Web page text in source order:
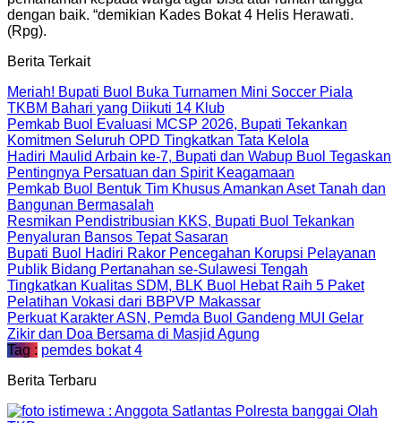
dengan baik. “demikian Kades Bokat 4 Helis Herawati.
(Rpg).
Berita Terkait
Meriah! Bupati Buol Buka Turnamen Mini Soccer Piala
TKBM Bahari yang Diikuti 14 Klub
Pemkab Buol Evaluasi MCSP 2026, Bupati Tekankan
Komitmen Seluruh OPD Tingkatkan Tata Kelola
Hadiri Maulid Arbain ke-7, Bupati dan Wabup Buol Tegaskan
Pentingnya Persatuan dan Spirit Keagamaan
Pemkab Buol Bentuk Tim Khusus Amankan Aset Tanah dan
Bangunan Bermasalah
Resmikan Pendistribusian KKS, Bupati Buol Tekankan
Penyaluran Bansos Tepat Sasaran
Bupati Buol Hadiri Rakor Pencegahan Korupsi Pelayanan
Publik Bidang Pertanahan se-Sulawesi Tengah
Tingkatkan Kualitas SDM, BLK Buol Hebat Raih 5 Paket
Pelatihan Vokasi dari BBPVP Makassar
Perkuat Karakter ASN, Pemda Buol Gandeng MUI Gelar
Zikir dan Doa Bersama di Masjid Agung
Tag : pemdes bokat 4
Berita Terbaru